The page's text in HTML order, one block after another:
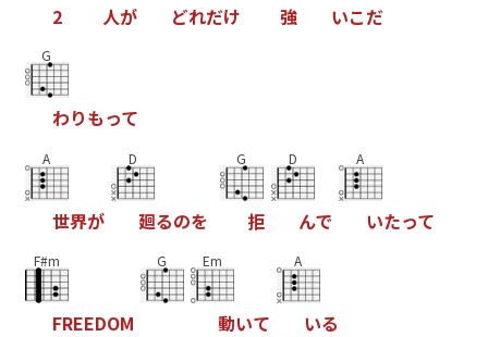
2 人が どれだけ 強 いこだ
G
わりもって
A
世界が
D
廻るのを
G
拒
D
んで
A
いたって
F#m
FREEDOM
G Em
動いて
A
いる